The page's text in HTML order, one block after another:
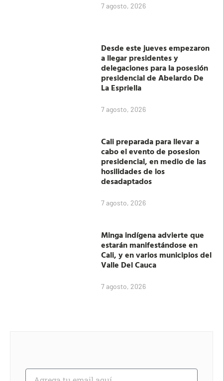
7 agosto, 2026
Desde este jueves empezaron
a llegar presidentes y
delegaciones para la posesión
presidencial de Abelardo De
La Espriella
7 agosto, 2026
Cali preparada para llevar a
cabo el evento de posesion
presidencial, en medio de las
hosilidades de los
desadaptados
7 agosto, 2026
Minga indígena advierte que
estarán manifestándose en
Cali, y en varios municipios del
Valle Del Cauca
7 agosto, 2026